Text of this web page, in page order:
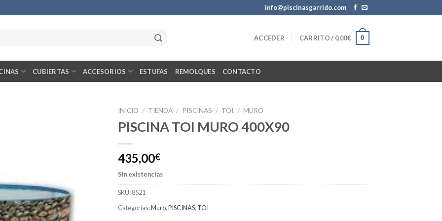
info@piscinasgarrido.com
ACCEDER CARRITO / 0,00€ 0
CUBIERTAS ACCESORIOS ESTUFAS REMOLQUES CONTACTO
INICIO / TIENDA / PISCINAS / TOI / MURO
PISCINA TOI MURO 400X90
435,00€
Sin existencias
SKU:8521
Categorías:Muro,PISCINAS, TOI